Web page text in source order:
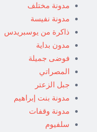
مدونة مختلف
مدونة نفيسة
ذاكرة من يوسبريدس
مدون بداية
فوضى جميلة
المصراتي
جبل الزعتر
مدونة بنت إبراهيم
مدونة وقفات
سلفيوم